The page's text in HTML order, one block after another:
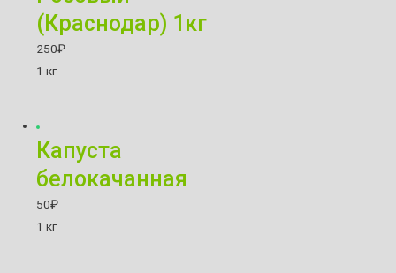
(Краснодар) 1кг
250₽
1 кг
Капуста
белокачанная
50₽
1 кг